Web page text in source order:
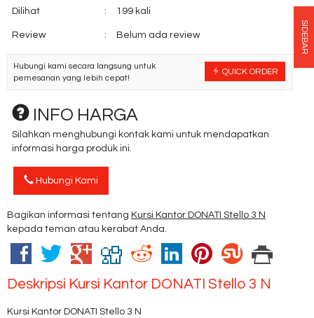
Dilihat : 199 kali
Review : Belum ada review
QUICK ORDER
Hubungi kami secara langsung untuk
pemesanan yang lebih cepat!
INFO HARGA
Silahkan menghubungi kontak kami untuk mendapatkan
informasi harga produk ini.
Hubungi Kami
Bagikan informasi tentang Kursi Kantor DONATI Stello 3 N
kepada teman atau kerabat Anda.
Deskripsi Kursi Kantor DONATI Stello 3 N
Kursi Kantor DONATI Stello 3 N
SIDEBAR